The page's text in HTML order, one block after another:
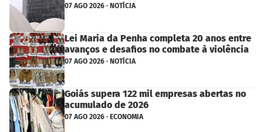
07 AGO 2026 · NOTÍCIA
Lei Maria da Penha completa 20 anos entre
avanços e desafios no combate à violência
07 AGO 2026 · NOTÍCIA
Goiás supera 122 mil empresas abertas no
acumulado de 2026
07 AGO 2026 · ECONOMIA